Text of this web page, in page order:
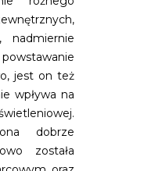
jest on też
wpływa na
dobrze
została